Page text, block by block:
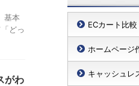
基本
どっ
がわ
ECカート比較
ホームページ
キャッシュレ